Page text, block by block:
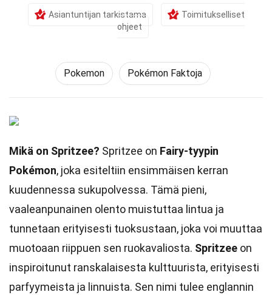
Asiantuntijan tarkistama
Toimitukselliset
ohjeet
Pokemon Pokémon Faktoja
Mikä on Spritzee? Spritzee on Fairy-tyypin
Pokémon, joka esiteltiin ensimmäisen kerran
kuudennessa sukupolvessa. Tämä pieni,
vaaleanpunainen olento muistuttaa lintua ja
tunnetaan erityisesti tuoksustaan, joka voi muuttaa
muotoaan riippuen sen ruokavaliosta. Spritzee on
inspiroitunut ranskalaisesta kulttuurista, erityisesti
parfyymeista ja linnuista. Sen nimi tulee englannin